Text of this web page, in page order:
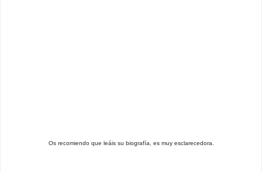
Os recomiendo que leáis su biografía, es muy esclarecedora.